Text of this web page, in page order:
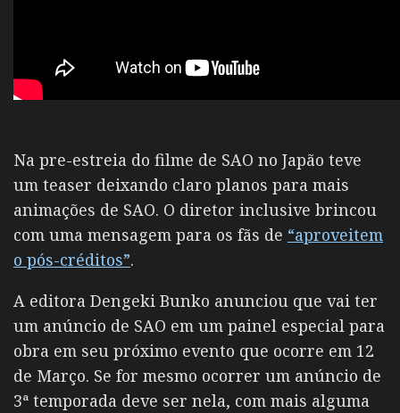
Na pre-estreia do filme de SAO no Japão teve
um teaser deixando claro planos para mais
animações de SAO. O diretor inclusive brincou
com uma mensagem para os fãs de “aproveitem
o pós-créditos”.
A editora Dengeki Bunko anunciou que vai ter
um anúncio de SAO em um painel especial para
obra em seu próximo evento que ocorre em 12
de Março. Se for mesmo ocorrer um anúncio de
3ª temporada deve ser nela, com mais alguma